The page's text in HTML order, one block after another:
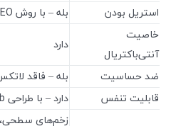
استریل بودن
بله – با روش EO
خاصیت
آنتی‌باکتریال
دارد
ضد حساسیت
بله – فاقد
قابلیت تنفس
دارد – با طراحی Honeycomb
زخم‌های